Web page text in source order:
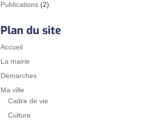
Publications (2)
Plan du site
Accueil
La mairie
Démarches
Ma ville
Cadre de vie
Culture